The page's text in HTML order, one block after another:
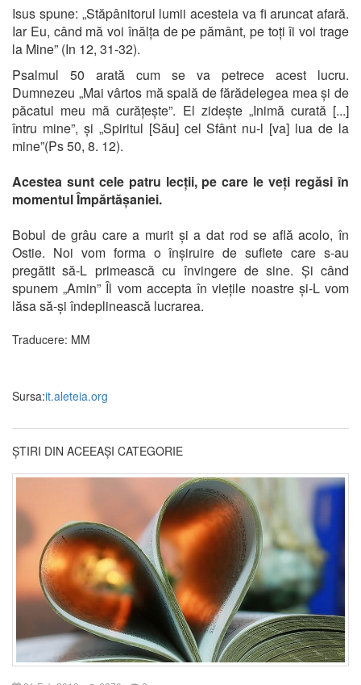
Isus spune: „Stăpânitorul lumii acesteia va fi aruncat afară.
Iar Eu, când mă voi înălța de pe pământ, pe toți îi voi trage
la Mine” (In 12, 31-32).
Psalmul 50 arată cum se va petrece acest lucru.
Dumnezeu „Mai vârtos mă spală de fărădelegea mea și de
păcatul meu mă curățește”. El zidește „Inimă curată [...]
întru mine”, și „Spiritul [Său] cel Sfânt nu-l [va] lua de la
mine”(Ps 50, 8. 12).
Acestea sunt cele patru lecții, pe care le veți regăsi în
momentul Împărtășaniei.
Bobul de grâu care a murit și a dat rod se află acolo, în
Ostie. Noi vom forma o înșiruire de suflete care s-au
pregătit să-L primească cu învingere de sine. Și când
spunem „Amin” Îl vom accepta în viețile noastre și-L vom
lăsa să-și îndeplinească lucrarea.
Traducere: MM
Sursa:it.aleteia.org
ȘTIRI DIN ACEEAȘI CATEGORIE